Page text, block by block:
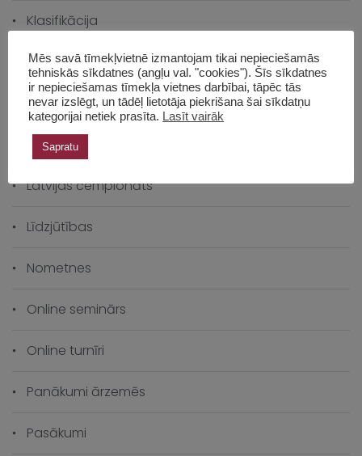
Klasifikācija
Klātienes turnīri
Komandu turnīri
Kompozīciju risināšana
Latvijas čempionāts
Līdzjūtības
Nometnes
Online seminārs
Online turnīri
Panākumi ārzemēs
Pasākumi
Mēs savā tīmekļvietnē izmantojam tikai nepieciešamās
tehniskās sīkdatnes (angļu val. "cookies"). Šīs sīkdatnes
ir nepieciešamas tīmekļa vietnes darbībai, tāpēc tās
nevar izslēgt, un tādēļ lietotāja piekrišana šai sīkdatņu
kategorijai netiek prasīta. Lasīt vairāk
Sapratu